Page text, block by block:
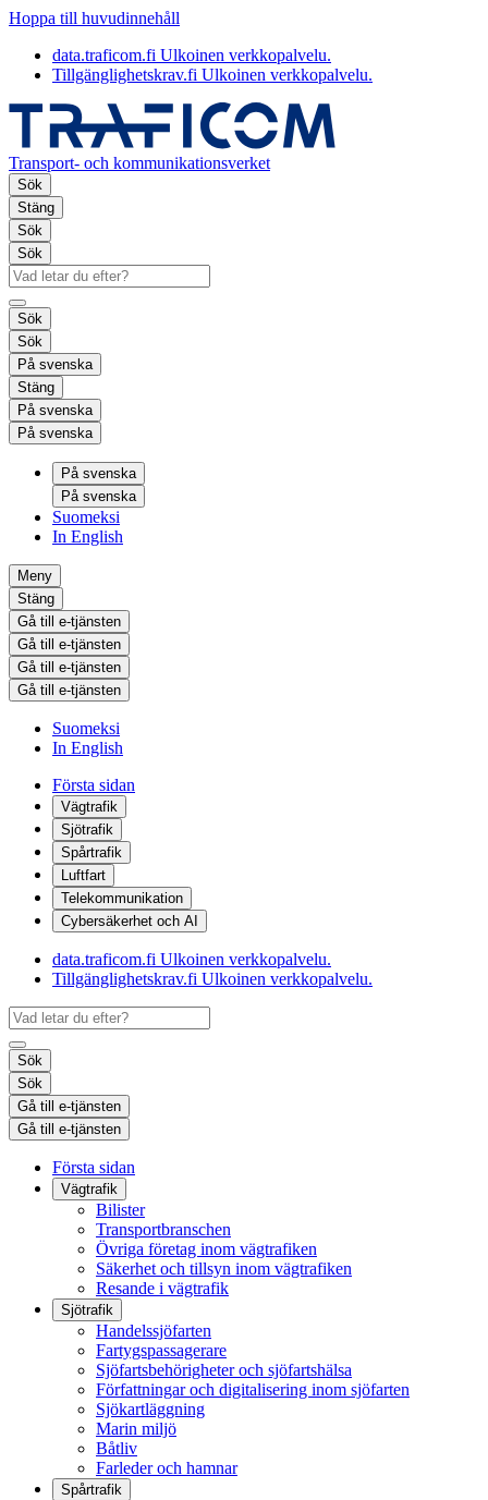
Hoppa till huvudinnehåll
data.traficom.fi Ulkoinen verkkopalvelu.
Tillgänglighetskrav.fi Ulkoinen verkkopalvelu.
Transport- och kommunikationsverket
Sök
Stäng
Sök
Sök
Sök
Sök
På svenska
Stäng
På svenska
På svenska
På svenska
På svenska
Suomeksi
In English
Meny
Stäng
Gå till e-tjänsten
Gå till e-tjänsten
Gå till e-tjänsten
Gå till e-tjänsten
Suomeksi
In English
Första sidan
Vägtrafik
Sjötrafik
Spårtrafik
Luftfart
Telekommunikation
Cybersäkerhet och AI
data.traficom.fi Ulkoinen verkkopalvelu.
Tillgänglighetskrav.fi Ulkoinen verkkopalvelu.
Sök
Sök
Gå till e-tjänsten
Gå till e-tjänsten
Första sidan
Vägtrafik
Bilister
Transportbranschen
Övriga företag inom vägtrafiken
Säkerhet och tillsyn inom vägtrafiken
Resande i vägtrafik
Sjötrafik
Handelssjöfarten
Fartygspassagerare
Sjöfartsbehörigheter och sjöfartshälsa
Författningar och digitalisering inom sjöfarten
Sjökartläggning
Marin miljö
Båtliv
Farleder och hamnar
Spårtrafik